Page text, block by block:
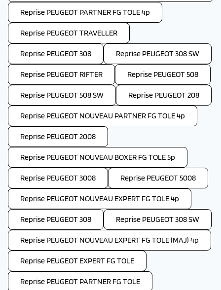
Reprise PEUGEOT PARTNER FG TOLE 4p
Reprise PEUGEOT TRAVELLER
Reprise PEUGEOT 308 Reprise PEUGEOT 308 SW
Reprise PEUGEOT RIFTER Reprise PEUGEOT 508
Reprise PEUGEOT 508 SW Reprise PEUGEOT 208
Reprise PEUGEOT NOUVEAU PARTNER FG TOLE 4p
Reprise PEUGEOT 2008
Reprise PEUGEOT NOUVEAU BOXER FG TOLE 5p
Reprise PEUGEOT 3008 Reprise PEUGEOT 5008
Reprise PEUGEOT NOUVEAU EXPERT FG TOLE 4p
Reprise PEUGEOT 308 Reprise PEUGEOT 308 SW
Reprise PEUGEOT NOUVEAU EXPERT FG TOLE (MAJ) 4p
Reprise PEUGEOT EXPERT FG TOLE
Reprise PEUGEOT PARTNER FG TOLE